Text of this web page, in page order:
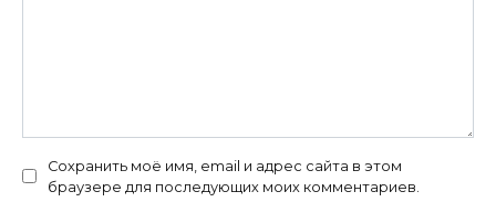
Сохранить моё имя, email и адрес сайта в этом
браузере для последующих моих комментариев.